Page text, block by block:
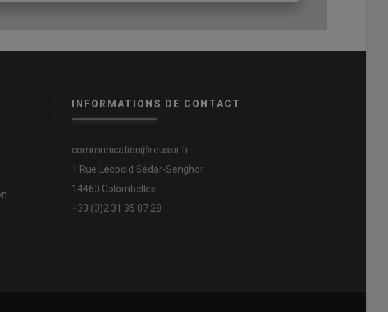
INFORMATIONS DE CONTACT
communication@reussir.fr
1 Rue Léopold Sédar-Senghor
14460 Colombelles
+33 (0)2 31 35 87 28